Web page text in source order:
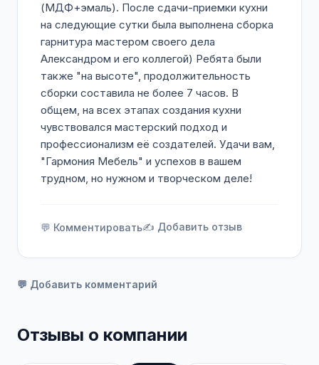
(МДФ+эмаль). После сдачи-приемки кухни
на следующие сутки была выполнена сборка
гарнитура мастером своего дела
Александром и его коллегой) Ребята были
также "на высоте", продолжительность
сборки составила не более 7 часов. В
общем, на всех этапах создания кухни
чувствовался мастерский подход и
профессионализм её создателей. Удачи вам,
"Гармония Мебель" и успехов в вашем
трудном, но нужном и творческом деле!
💬 Комментировать✍️ Добавить отзыв
💬 Добавить комментарий
Отзывы о компании